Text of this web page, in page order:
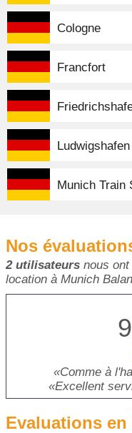
Cologne
Francfort
Munich Train
Nos
2 utilisateurs nous
location à Munich
Comme à
Excellent
Evaluations